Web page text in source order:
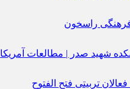
فرهنگی راسخون
شهید صدر | مطالعات آمریکا
تربیتی فتح الفتوح